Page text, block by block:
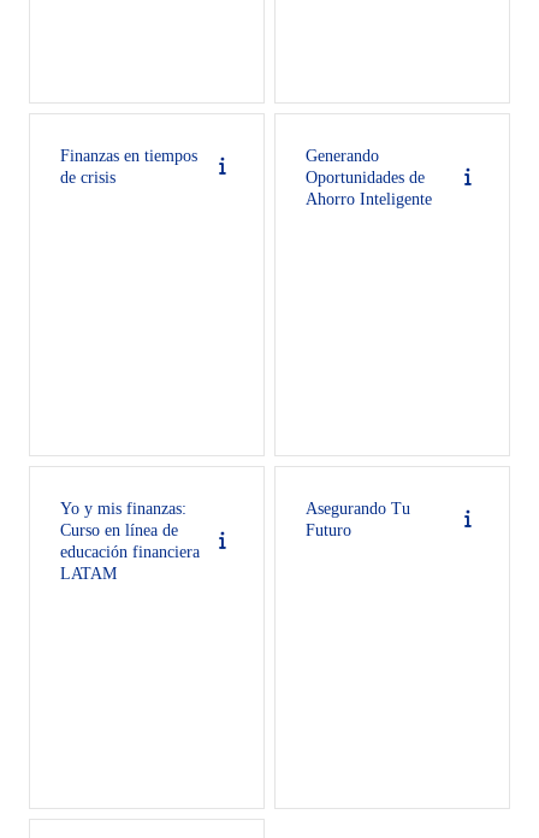
Finanzas en tiempos
de crisis
Generando
Oportunidades de
Ahorro Inteligente
Yo y mis finanzas:
Curso en línea de
educación financiera
LATAM
Asegurando Tu
Futuro